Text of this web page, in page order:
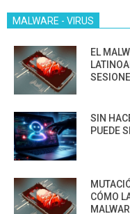
MALWARE - VIRUS
EL
SIN
PUEDE
CÓMO